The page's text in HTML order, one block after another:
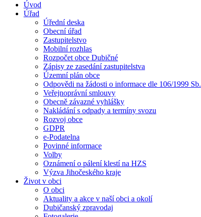
Úvod
Úřad
Úřední deska
Obecní úřad
Zastupitelstvo
Mobilní rozhlas
Rozpočet obce Dubičné
Zápisy ze zasedání zastupitelstva
Územní plán obce
Odpovědi na žádosti o informace dle 106/1999 Sb.
Veřejnoprávní smlouvy
Obecně závazné vyhlášky
Nakládání s odpady a termíny svozu
Rozvoj obce
GDPR
e-Podatelna
Povinné informace
Volby
Oznámení o pálení klestí na HZS
Výzva Jihočeského kraje
Život v obci
O obci
Aktuality a akce v naší obci a okolí
Dubičanský zpravodaj